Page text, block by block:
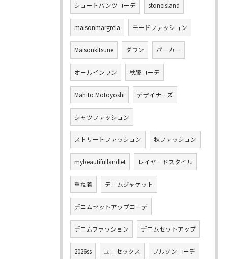
ショートパンツコーデ stoneisland
maisonmargrela モードファッション
Maisonkitsune ダウン パーカー
オールインワン 秋服コーデ
Mahito Motoyoshi デザイナーズ
シャツファッション
ストリートファッション 秋ファッション
mybeautifullandlet レイヤードスタイル
重ね着 デニムジャケット
デニムセットアップコーデ
デニムファッション デニムセットアップ
2026ss ユニセックス ブルゾンコーデ